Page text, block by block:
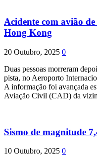
Acidente com avião
Hong Kong
20 Outubro, 2025 0
Duas pessoas morreram
pista, no Aeroporto
A informação foi avançada
Aviação Civil (CAD) da
Sismo de magnitude
10 Outubro, 2025 0